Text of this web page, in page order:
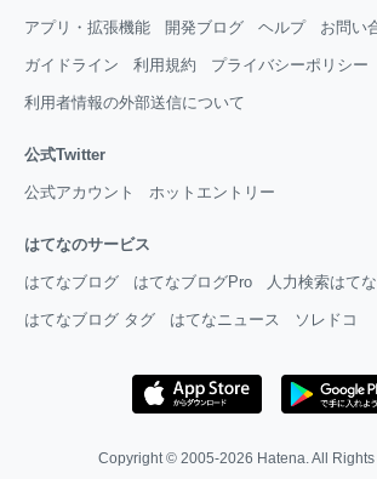
アプリ・拡張機能 開発ブログ ヘルプ お問い
ガイドライン 利用規約 プライバシーポリシー
利用者情報の外部送信について
公式Twitter
公式アカウント ホットエントリー
はてなのサービス
はてなブログ はてなブログPro 人力検索はてな
はてなブログ タグ はてなニュース ソレドコ
Copyright © 2005-2026 Hatena. All